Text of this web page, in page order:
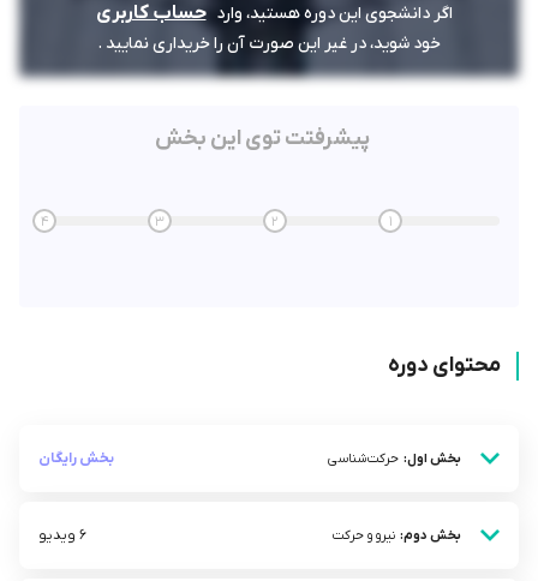
اگر دانشجوی این دوره هستید، وارد حساب کاربری
خود شوید، در غیر این صورت آن را خریداری نمایید .
پیشرفتت توی این بخش
1
2
3
4
محتوای دوره
بخش اول: حرکت‌شناسی بخش رایگان
بخش دوم: نیرو و حرکت 6 ویدیو